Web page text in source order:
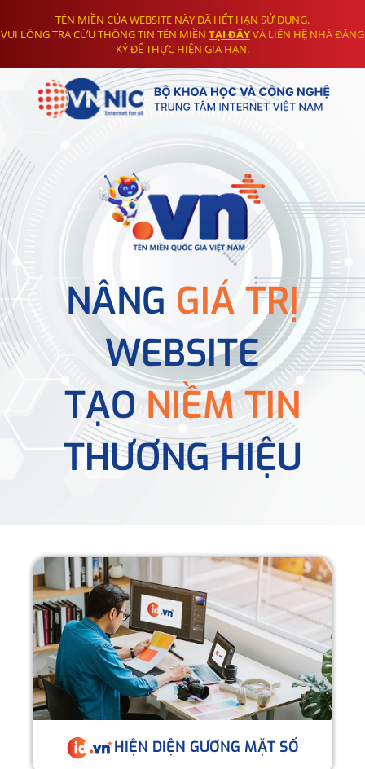
TÊN MIỀN CỦA WEBSITE NÀY ĐÃ HẾT HẠN SỬ DỤNG.
VUI LÒNG TRA CỨU THÔNG TIN TÊN MIỀN TẠI ĐÂYVÀ LIÊN HỆ NHÀ ĐĂNG
KÝ ĐỂ THỰC HIỆN GIA HẠN.
NÂNG GIÁ TRỊ
WEBSITE
TẠONIỀM TIN
THƯƠNG HIỆU
HIỆN DIỆN GƯƠNG MẶT SỐ